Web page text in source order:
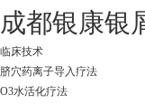
成都银康银
临床技术
脐穴药离子导入疗法
O3水活化疗法